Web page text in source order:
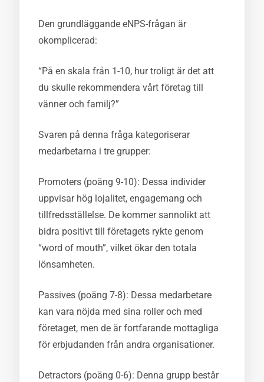
Den grundläggande eNPS-frågan är
okomplicerad:
“På en skala från 1-10, hur troligt är det att
du skulle rekommendera vårt företag till
vänner och familj?”
Svaren på denna fråga kategoriserar
medarbetarna i tre grupper:
Promoters (poäng 9-10): Dessa individer
uppvisar hög lojalitet, engagemang och
tillfredsställelse. De kommer sannolikt att
bidra positivt till företagets rykte genom
“word of mouth”, vilket ökar den totala
lönsamheten.
Passives (poäng 7-8): Dessa medarbetare
kan vara nöjda med sina roller och med
företaget, men de är fortfarande mottagliga
för erbjudanden från andra organisationer.
Detractors (poäng 0-6): Denna grupp består